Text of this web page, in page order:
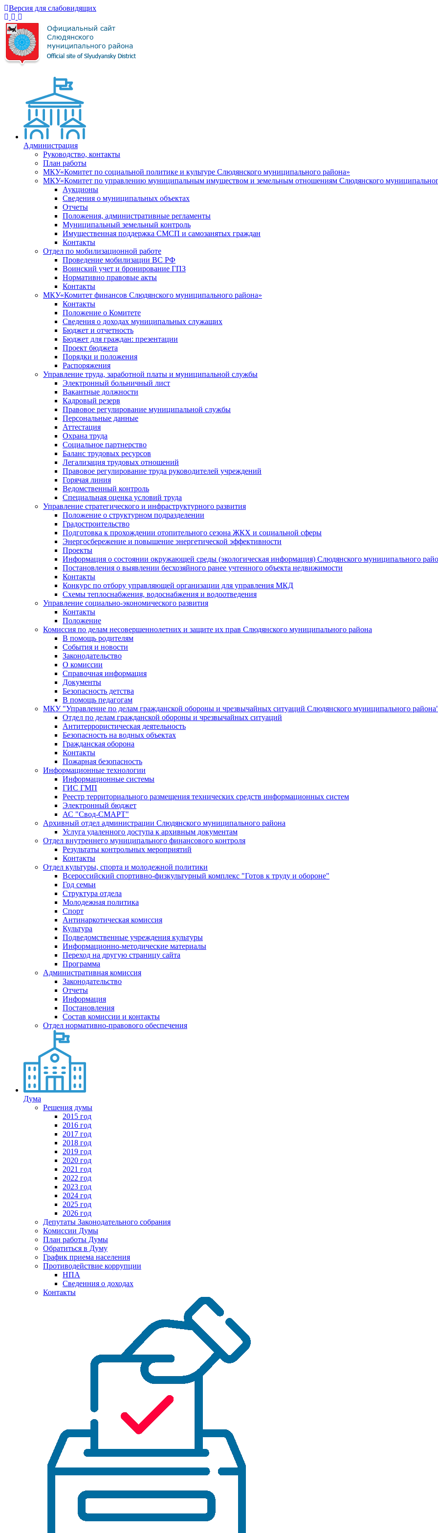
Версия для слабовидящих
Администрация
Руководство, контакты
План работы
МКУ«Комитет по социальной политике и культуре Слюдянского муниципального района»
МКУ«Комитет по управлению муниципальным имуществом и земельным отношениям Слюдянского
Аукционы
Сведения о муниципальных объектах
Отчеты
Положения, административные регламенты
Муниципальный земельный контроль
Имущественная поддержка СМСП и самозанятых граждан
Контакты
Отдел по мобилизационной работе
Проведение мобилизации ВС РФ
Воинский учет и бронирование ГПЗ
Нормативно правовые акты
Контакты
МКУ«Комитет финансов Слюдянского муниципального района»
Контакты
Положение о Комитете
Сведения о доходах муниципальных служащих
Бюджет и отчетность
Бюджет для граждан: презентации
Проект бюджета
Порядки и положения
Распоряжения
Управление труда, заработной платы и муниципальной службы
Электронный больничный лист
Вакантные должности
Кадровый резерв
Правовое регулирование муниципальной службы
Персональные данные
Аттестация
Охрана труда
Социальное партнерство
Баланс трудовых ресурсов
Легализация трудовых отношений
Правовое регулирование труда руководителей учреждений
Горячая линия
Ведомственный контроль
Специальная оценка условий труда
Управление стратегического и инфраструктурного развития
Положение о структурном подразделении
Градостроительство
Подготовка к прохождении отопительного сезона ЖКХ и социальной сферы
Энергосбережение и повышение энергетической эффективности
Проекты
Информация о состоянии окружающей среды (экологическая информация) Слюдянского муниципального
Постановления о выявлении бесхозяйного ранее учтенного объекта недвижимости
Контакты
Конкурс по отбору управляющей организации для управления МКД
Схемы теплоснабжения, водоснабжения и водоотведения
Управление социально-экономического развития
Контакты
Положение
Комиссия по делам несовершеннолетних и защите их прав Слюдянского муниципального района
В помощь родителям
События и новости
Законодательство
О комиссии
Справочная информация
Документы
Безопасность детства
В помощь педагогам
МКУ "Управление по делам гражданской обороны и чрезвычайных ситуаций Слюдянского муниципального
Отдел по делам гражданской обороны и чрезвычайных ситуаций
Антитеррористическая деятельность
Безопасность на водных объектах
Гражданская оборона
Контакты
Пожарная безопасность
Информационные технологии
Информационные системы
ГИС ГМП
Реестр территориального размещения технических средств информационных систем
Электронный бюджет
АС "Свод-СМАРТ"
Архивный отдел администрации Слюдянского муниципального района
Услуга удаленного доступа к архивным документам
Отдел внутреннего муниципального финансового контроля
Результаты контрольных мероприятий
Контакты
Отдел культуры, спорта и молодежной политики
Всероссийский спортивно-физкультурный комплекс "Готов к труду и обороне"
Год семьи
Структура отдела
Молодежная политика
Спорт
Антинаркотическая комиссия
Культура
Подведомственные учреждения культуры
Информационно-методические материалы
Переход на другую страницу сайта
Программа
Административная комиссия
Законодательство
Отчеты
Информация
Постановления
Состав комиссии и контакты
Отдел нормативно-правового обеспечения
Дума
Решения думы
2015 год
2016 год
2017 год
2018 год
2019 год
2020 год
2021 год
2022 год
2023 год
2024 год
2025 год
2026 год
Депутаты Законодательного собрания
Комиссии Думы
План работы Думы
Обратиться в Думу
График приема населения
Противодействие коррупции
НПА
Сведенния о доходах
Контакты